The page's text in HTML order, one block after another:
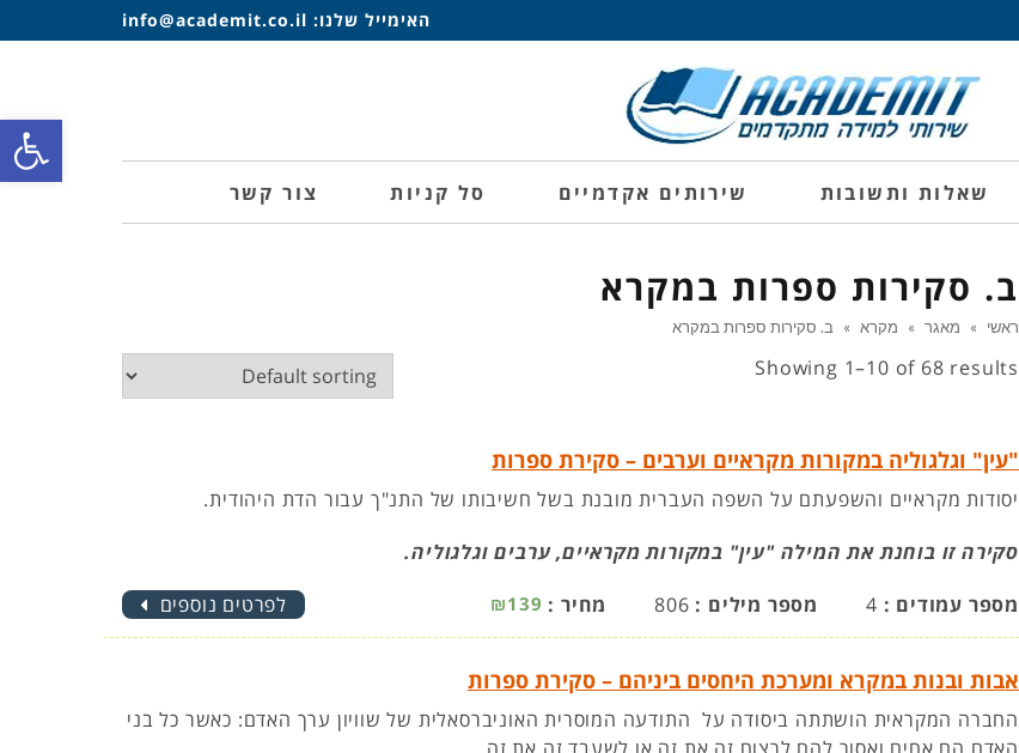
האימייל שלנו: info@academit.co.il
שאלות ותשובות שירותים אקדמיים סל קניות צור קשר
ב. סקירות ספרות במקרא
ראשי » מאגר » מקרא » ב. סקירות ספרות במקרא
Showing 1–10 of 68 results
"עין" וגלגוליה במקורות מקראיים וערבים – סקירת ספרות
יסודות מקראיים והשפעתם על השפה העברית מובנת בשל חשיבותו של התנ"ך עבור הדת היהודית.
סקירה זו בוחנת את המילה "עין" במקורות מקראיים, ערבים וגלגוליה.
מספר עמודים : 4 מספר מילים : 806 מחיר : ₪139 לפרטים נוספים
אבות ובנות במקרא ומערכת היחסים ביניהם – סקירת ספרות
החברה המקראית הושתתה ביסודה על התודעה המוסרית האוניברסאלית של שוויון ערך האדם: כאשר כל בני
פתח